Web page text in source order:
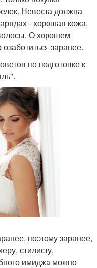
Невеста должна
- хорошая кожа,
О хорошем
заранее.
по подготовке к
поэтому заранее,
стилисту,
имиджа можно